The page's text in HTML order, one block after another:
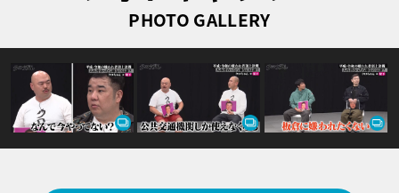
PHOTO GALLERY